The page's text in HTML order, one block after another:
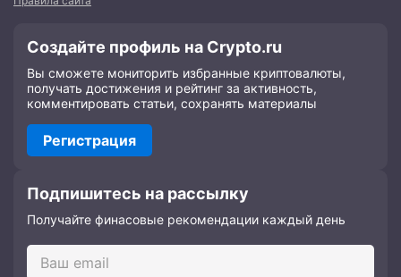
Создайте профиль на Crypto.ru
Вы сможете мониторить избранные криптовалюты,
получать достижения и рейтинг за активность,
комментировать статьи, сохранять материалы
Регистрация
Подпишитесь на рассылку
Получайте финасовые рекомендации каждый день